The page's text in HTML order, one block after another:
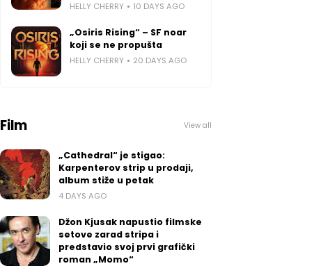
HELLY CHERRY 10 DAYS AGO
„Osiris Rising“ – SF noar
koji se ne propušta
HELLY CHERRY 20 DAYS AGO
Film View all
„Cathedral“ je stigao:
Karpenterov strip u prodaji,
album stiže u petak
4 DAYS AGO
Džon Kjusak napustio filmske
setove zarad stripa i
predstavio svoj prvi grafički
roman „Momo“